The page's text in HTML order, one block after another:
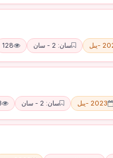
-يىل سان: 2 - سان 128
2023 -يىل سان: 2 - سان